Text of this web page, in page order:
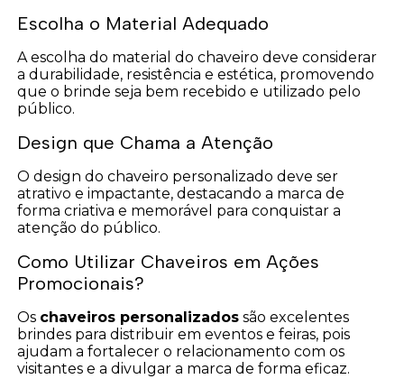
Escolha o Material Adequado
A escolha do material do chaveiro deve considerar
a durabilidade, resistência e estética, promovendo
que o brinde seja bem recebido e utilizado pelo
público.
Design que Chama a Atenção
O design do chaveiro personalizado deve ser
atrativo e impactante, destacando a marca de
forma criativa e memorável para conquistar a
atenção do público.
Como Utilizar Chaveiros em Ações
Promocionais?
Os chaveiros personalizados são excelentes
brindes para distribuir em eventos e feiras, pois
ajudam a fortalecer o relacionamento com os
visitantes e a divulgar a marca de forma eficaz.